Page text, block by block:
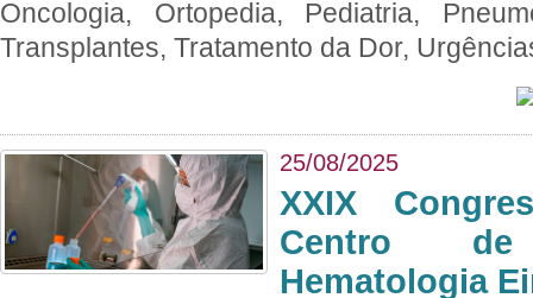
Oncologia, Ortopedia, Pediatria,
Transplantes, Tratamento da Dor,
25/08/2025
XXIX
Centro
Hematologia